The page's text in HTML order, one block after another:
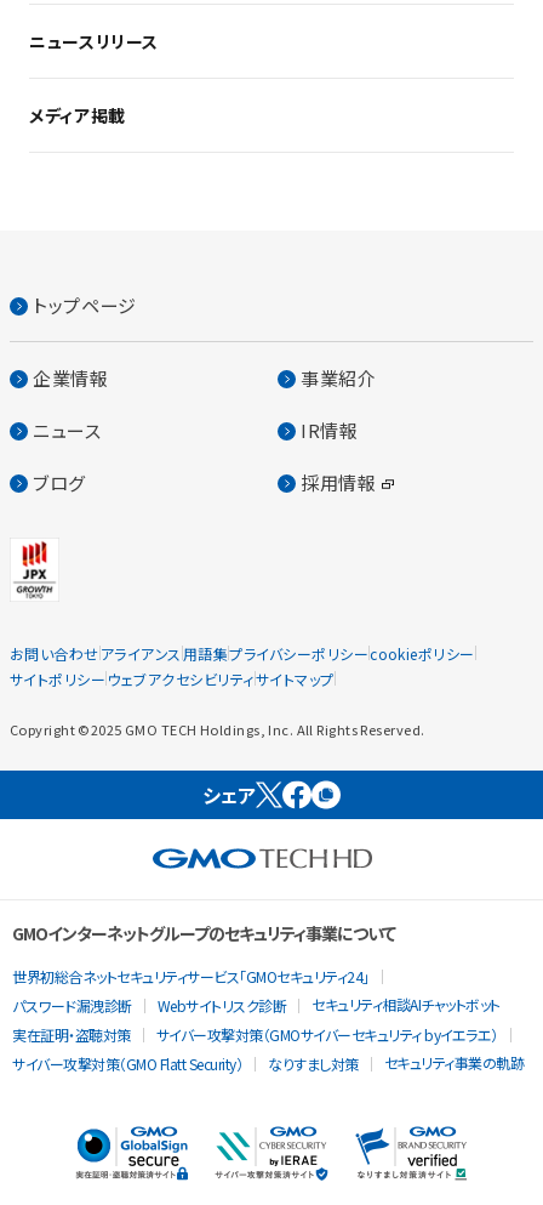
ニュースリリース
メディア掲載
トップページ
企業情報 事業紹介
ニュース IR情報
ブログ 採用情報
お問い合わせアライアンス 用語集プライバシーポリシーcookieポリシー
サイトポリシー ウェブアクセシビリティサイトマップ
Copyright ©2025 GMO TECH Holdings, Inc. All Rights Reserved.
シェア
GMOインターネットグループのセキュリティ事業について
世界初総合ネットセキュリティサービス「GMOセキュリティ24」
パスワード漏洩診断
Webサイトリスク診断
セキュリティ相談AIチャットボット
実在証明・盗聴対策
サイバー攻撃対策（GMOサイバーセキュリティ byイエラエ）
サイバー攻撃対策（GMO Flatt Security）
なりすまし対策 セキュリティ事業の軌跡